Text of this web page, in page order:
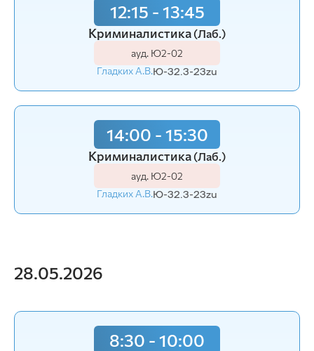
12:15 - 13:45
Криминалистика(Лаб.)
ауд. Ю2-02
Гладких А.В.Ю-32.3-23zu
14:00 - 15:30
Криминалистика(Лаб.)
ауд. Ю2-02
Гладких А.В.Ю-32.3-23zu
28.05.2026
8:30 - 10:00